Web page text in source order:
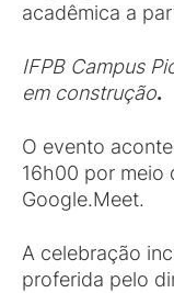
acadêmica a
IFPB Campus
em construção.
O evento
16h00 por meio
Google.Meet.
A celebração
proferida pelo